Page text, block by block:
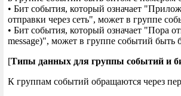
• Бит события, который означает
отправки через сеть", может в группе
• Бит события, который означает "Пора
message)", может в группе событий быть
[Типы данных для группы событий и
К группам событий обращаются через